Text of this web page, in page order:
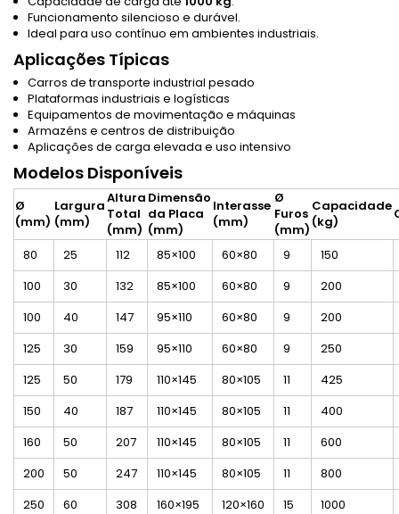
Funcionamento silencioso e durável.
Ideal para uso contínuo em ambientes industriais.
Aplicações Típicas
Carros de transporte industrial pesado
Plataformas industriais e logísticas
Equipamentos de movimentação e máquinas
Armazéns e centros de distribuição
Aplicações de carga elevada e uso intensivo
Modelos Disponíveis
Ø
(mm)
Largura
(mm)
Altura
Total
(mm)
Dimensão
da Placa
(mm)
Interasse
(mm)
Ø
Furos
(mm)
Capacidade
(kg)
80 25 112 85×100 60×80 9
150
100
30 132 85×100 60×80 9
200
100
40 147 95×110 60×80 9
200
125
30 159 95×110 60×80 9
250
125
50 179 110×145 80×105 11
425
150
40 187 110×145 80×105 11
400
160
50 207 110×145 80×105 11
600
200
50 247 110×145 80×105 11
800
250
60 308 160×195 120×160 15
1000